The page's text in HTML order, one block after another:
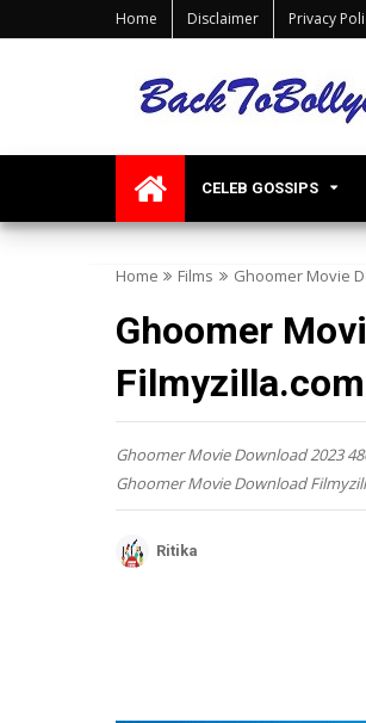
Home Disclaimer Privacy
CELEB GOSSIPS
Home Films Ghoomer Movie
Ghoomer
Filmyzilla.com
Ghoomer Movie Download 2023
Ghoomer Movie Download
Ritika